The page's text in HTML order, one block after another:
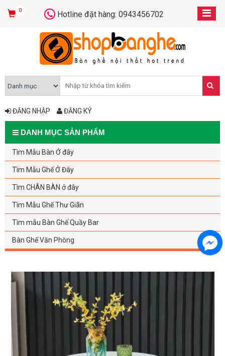
0 Hotline đặt hàng: 0943456702
ĐĂNG NHẬP ĐĂNG KÝ
DANH MỤC SẢN PHẨM
Tìm Mẫu Bàn Ở đây
Tìm Mẫu Ghế Ở Đây
Tìm CHÂN BÀN ở đây
Tìm Mẫu Ghế Thư Giãn
Tìm mẫu Bàn Ghế Quầy Bar
Bàn Ghế Văn Phòng